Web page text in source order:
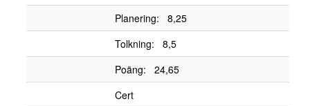
Planering: 8,25
Tolkning: 8,5
Poäng: 24,65
Cert